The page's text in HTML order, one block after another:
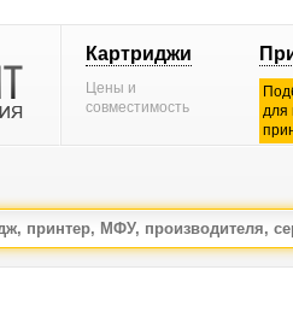
Картриджи
Цены и
совместимость
для